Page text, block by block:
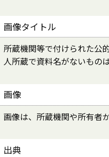
画像タイトル
所蔵機関等で付けられた
人所蔵で資料名がないもの
画像
画像は、所蔵機関や所有者
出典